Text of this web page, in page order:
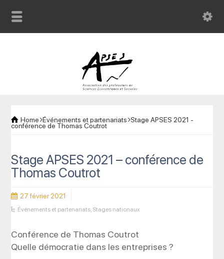
Home Événements et partenariats Stage APSES 2021 -
conférence de Thomas Coutrot
Stage APSES 2021 – conférence de
Thomas Coutrot
27 février 2021
Événements et partenariats, Stages nationaux
Conférence de Thomas Coutrot
Quelle démocratie dans les entreprises ?